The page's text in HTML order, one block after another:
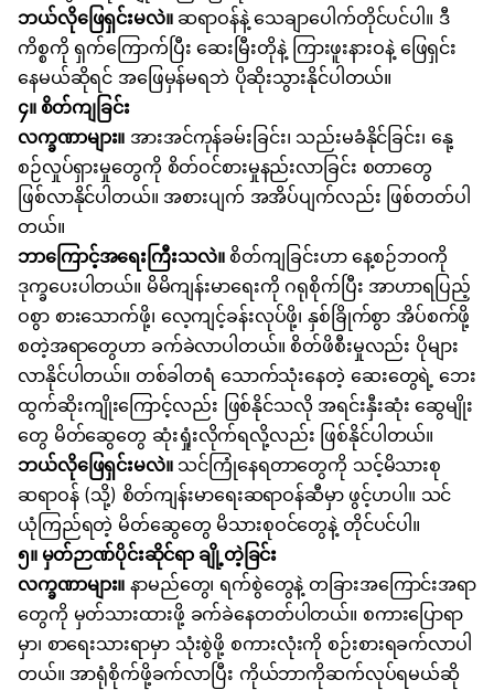
ဘယ်လိုဖြေရှင်းမလဲ။ဆရာဝန်နဲ့ သေချာပေါက်တိုင်ပင်ပါ။ ဒီ
ကိစ္စကို ရှက်ကြောက်ပြီး ဆေးမြီးတိုနဲ့ ကြားဖူးနားဝနဲ့ ဖြေရှင်း
နေမယ်ဆိုရင် အဖြေမှန်မရဘဲ ပိုဆိုးသွားနိုင်ပါတယ်။
၄။ စိတ်ကျခြင်း
လက္ခဏာများ။ အားအင်ကုန်ခမ်းခြင်း၊ သည်းမခံနိုင်ခြင်း၊ နေု့
စဉ်လှုပ်ရှားမှုတွေကို စိတ်ဝင်စားမှုနည်းလာခြင်း စတာတွေ
ဖြစ်လာနိုင်ပါတယ်။ အစားပျက် အအိပ်ပျက်လည်း ဖြစ်တတ်ပါ
တယ်။
ဘာကြောင့်အရေးကြီးသလဲ။စိတ်ကျခြင်းဟာ နေ့စဉ်ဘဝကို
ဒုက္ခပေးပါတယ်။ မိမိကျန်းမာရေးကို ဂရုစိုက်ပြီး အာဟာရပြည့်
ဝစွာ စားသောက်ဖို့၊ လေ့ကျင့်ခန်းလုပ်ဖို့၊ နှစ်ခြိုက်စွာ အိပ်စက်ဖို့
စတဲ့အရာတွေဟာ ခက်ခဲလာပါတယ်။စိတ်ဖိစီးမှုလည်း ပိုများ
လာနိုင်ပါတယ်။ တစ်ခါတရံ သောက်သုံးနေတဲ့ ဆေးတွေရဲ့ ဘေး
ထွက်ဆိုးကျိုးကြောင့်လည်း ဖြစ်နိုင်သလို အရင်းနှီးဆုံး ဆွေမျိုး
တွေ မိတ်ဆွေတွေ ဆုံးရှုံးလိုက်ရလို့လည်း ဖြစ်နိုင်ပါတယ်။
ဘယ်လိုဖြေရှင်းမလဲ။သင်ကြုံနေရတာတွေကို သင့်မိသားစု
ဆရာဝန် (သို့) စိတ်ကျန်းမာရေးဆရာဝန်ဆီမှာ ဖွင့်ဟပါ။ သင်
ယုံကြည်ရတဲ့ မိတ်ဆွေတွေ မိသားစုဝင်တွေနဲ့ တိုင်ပင်ပါ။
၅။ မှတ်ဉာဏ်ပိုင်းဆိုင်ရာ ချို့တဲ့ခြင်း
လက္ခဏာများ။ နာမည်တွေ၊ ရက်စွဲတွေနဲ့ တခြားအကြောင်းအရာ
တွေကို မှတ်သားထားဖို့ ခက်ခဲနေတတ်ပါတယ်။ စကားပြောရာ
မှာ၊ စာရေးသားရာမှာ သုံးစွဲဖို့ စကားလုံးကို စဉ်းစားရခက်လာပါ
တယ်။ အာရုံစိုက်ဖို့ခက်လာပြီး ကိုယ်ဘာကိုဆက်လုပ်ရမယ်ဆို